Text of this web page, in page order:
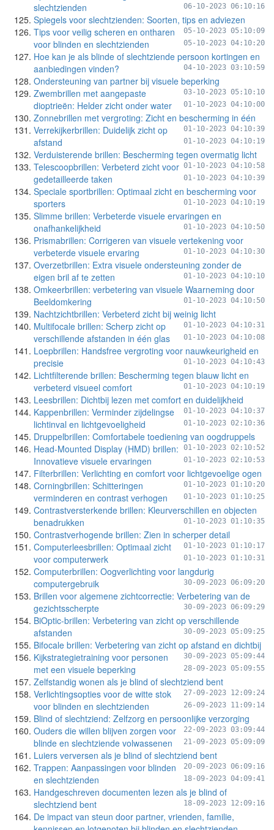
slechtzienden
06-10-2023 06:10:16
Spiegels voor slechtzienden: Soorten, tips en adviezen
05-10-2023 05:10:09
Tips voor veilig scheren en ontharen
voor blinden en slechtzienden
05-10-2023 04:10:20
Hoe kan je als blinde of slechtziende persoon kortingen en
aanbiedingen vinden?
04-10-2023 03:10:59
Ondersteuning van partner bij visuele beperking
03-10-2023 05:10:10
Zwembrillen met aangepaste
dioptrieën: Helder zicht onder water
01-10-2023 04:10:00
Zonnebrillen met vergroting: Zicht en bescherming in één
01-10-2023 04:10:39
Verrekijkerbrillen: Duidelijk zicht op
afstand
01-10-2023 04:10:19
Verduisterende brillen: Bescherming tegen overmatig licht
01-10-2023 04:10:58
Telescoopbrillen: Verbeterd zicht voor
gedetailleerde taken
01-10-2023 04:10:39
Speciale sportbrillen: Optimaal zicht en bescherming voor
sporters
01-10-2023 04:10:19
Slimme brillen: Verbeterde visuele ervaringen en
onafhankelijkheid
01-10-2023 04:10:50
Prismabrillen: Corrigeren van visuele vertekening voor
verbeterde visuele ervaring
01-10-2023 04:10:30
Overzetbrillen: Extra visuele ondersteuning zonder de
eigen bril af te zetten
01-10-2023 04:10:10
Omkeerbrillen: verbetering van visuele Waarneming door
Beeldomkering
01-10-2023 04:10:50
Nachtzichtbrillen: Verbeterd zicht bij weinig licht
01-10-2023 04:10:31
Multifocale brillen: Scherp zicht op
verschillende afstanden in één glas
01-10-2023 04:10:08
Loepbrillen: Handsfree vergroting voor nauwkeurigheid en
precisie
01-10-2023 04:10:43
Lichtfilterende brillen: Bescherming tegen blauw licht en
verbeterd visueel comfort
01-10-2023 04:10:19
Leesbrillen: Dichtbij lezen met comfort en duidelijkheid
01-10-2023 04:10:37
Kappenbrillen: Verminder zijdelingse
lichtinval en lichtgevoeligheid
01-10-2023 02:10:36
Druppelbrillen: Comfortabele toediening van oogdruppels
01-10-2023 02:10:52
Head-Mounted Display (HMD) brillen:
Innovatieve visuele ervaringen
01-10-2023 02:10:53
Filterbrillen: Verlichting en comfort voor lichtgevoelige ogen
01-10-2023 01:10:20
Corningbrillen: Schitteringen
verminderen en contrast verhogen
01-10-2023 01:10:25
Contrastversterkende brillen: Kleurverschillen en objecten
benadrukken
01-10-2023 01:10:35
Contrastverhogende brillen: Zien in scherper detail
01-10-2023 01:10:17
Computerleesbrillen: Optimaal zicht
voor computerwerk
01-10-2023 01:10:31
Computerbrillen: Oogverlichting voor langdurig
computergebruik
30-09-2023 06:09:20
Brillen voor algemene zichtcorrectie: Verbetering van de
gezichtsscherpte
30-09-2023 06:09:29
BiOptic-brillen: Verbetering van zicht op verschillende
afstanden
30-09-2023 05:09:25
Bifocale brillen: Verbetering van zicht op afstand en dichtbij
30-09-2023 05:09:44
Kijkstrategietraining voor personen
met een visuele beperking
28-09-2023 05:09:55
Zelfstandig wonen als je blind of slechtziend bent
27-09-2023 12:09:24
Verlichtingsopties voor de witte stok
voor blinden en slechtzienden
26-09-2023 11:09:14
Blind of slechtziend: Zelfzorg en persoonlijke verzorging
22-09-2023 03:09:44
Ouders die willen blijven zorgen voor
blinde en slechtziende volwassenen
21-09-2023 05:09:09
Luiers verversen als je blind of slechtziend bent
20-09-2023 06:09:16
Trappen: Aanpassingen voor blinden
en slechtzienden
18-09-2023 04:09:41
Handgeschreven documenten lezen als je blind of
slechtziend bent
18-09-2023 12:09:16
De impact van steun door partner, vrienden, familie,